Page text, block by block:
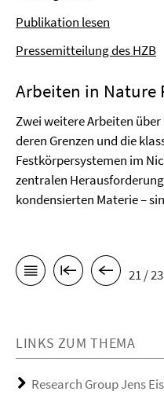
Publikation lesen
Pressemitteilung des HZB
Arbeiten in Nature
Zwei weitere Arbeiten
deren Grenzen und die
Festkörpersystemen im
zentralen
kondensierten Materie –
21 / 23
LINKS ZUM THEMA
Research Group Jens